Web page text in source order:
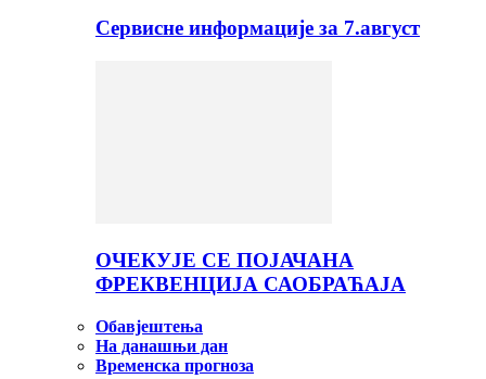
Сервисне информације за 7.август
ОЧЕКУЈЕ СЕ ПОЈАЧАНА
ФРЕКВЕНЦИЈА САОБРАЋАЈА
Обавјештења
На данашњи дан
Временска прогноза